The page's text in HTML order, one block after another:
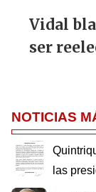
Vidal
ser
NOTICIAS
las